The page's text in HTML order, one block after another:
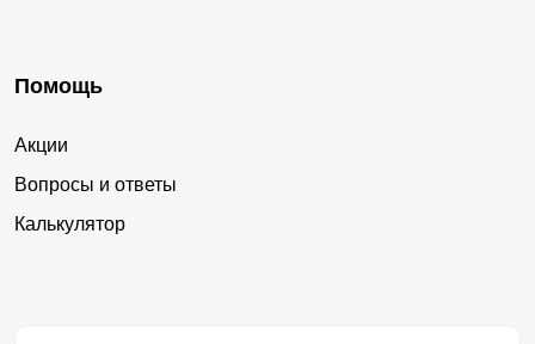
Помощь
Акции
Вопросы и ответы
Калькулятор